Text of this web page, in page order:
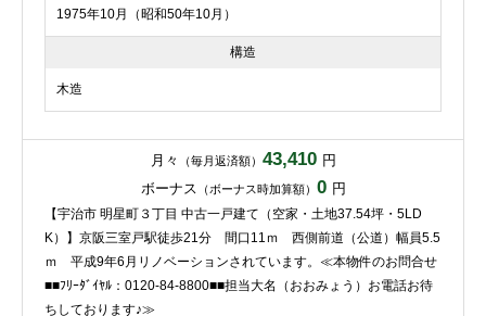
1975年10月（昭和50年10月）
構造
木造
月々 （毎月返済額） 43,410 円
ボーナス （ボーナス時加算額） 0 円
【宇治市 明星町３丁目 中古一戸建て（空家・土地37.54坪・5LD
K）】京阪三室戸駅徒歩21分 間口11ｍ 西側前道（公道）幅員5.5
ｍ 平成9年6月リノベーションされています。≪本物件のお問合せ
■■ﾌﾘｰﾀﾞｲﾔﾙ：0120-84-8800■■担当大名（おおみょう）お電話お待
ちしております♪≫